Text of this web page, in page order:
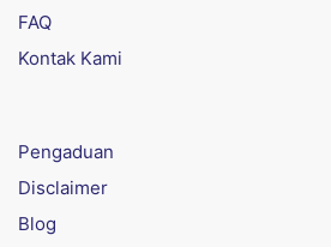
FAQ
Kontak Kami
Pengaduan
Disclaimer
Blog